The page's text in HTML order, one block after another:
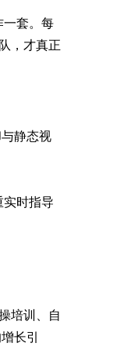
一套。每
，才真正
静态视
时指导
培训、自
长引